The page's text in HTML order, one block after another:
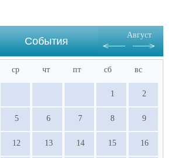
участие в ВсОШ, НПК и
входящих в перечень
просвещения РФ.
События
Август
ср чт пт сб вс
1 2
5 6 7 8 9
12 13 14 15 16